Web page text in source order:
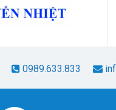
0989.633.833